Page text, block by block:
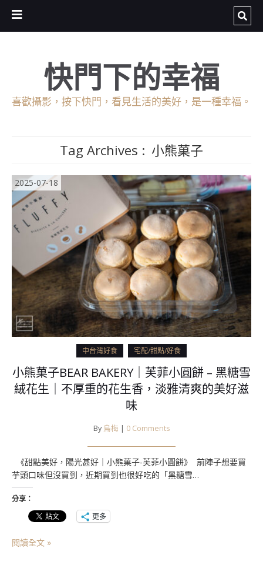
快門下的幸福
喜歡攝影，按下快門，看見生活的美好，是一種幸福。
Tag Archives : 小熊菓子
2025-07-18
中台灣好食 宅配/甜點/好食
小熊菓子BEAR BAKERY｜芙菲小圓餅 – 黑糖雪
絨花生｜不厚重的花生香，淡雅清爽的美好滋
味
By 烏梅 | 0 Comments
《甜點美好，陽光甚好｜小熊菓子-芙菲小圓餅》 ​ 前陣子想要買
芋頭口味但沒買到，近期買到也很好吃的「黑糖雪…
分享：
更多
閱讀全文 »